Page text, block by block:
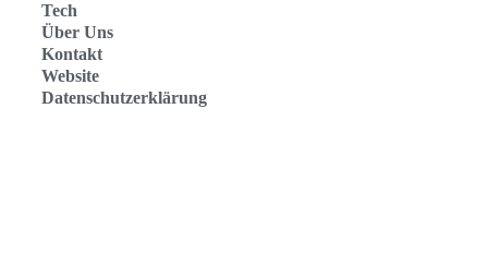
Tech
Über Uns
Kontakt
Website
Datenschutzerklärung